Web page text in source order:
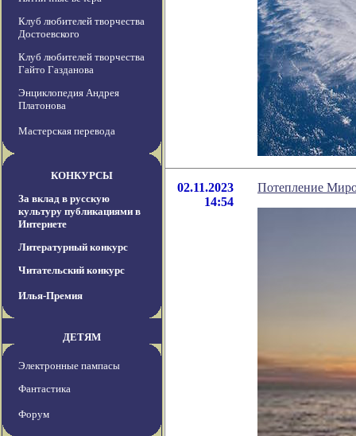
Клуб любителей творчества
Достоевского
Клуб любителей творчества
Гайто Газданова
Энциклопедия Андрея
Платонова
Мастерская перевода
КОНКУРСЫ
За вклад в русскую
культуру публикациями в
Интернете
Литературный конкурс
Читательский конкурс
Илья-Премия
ДЕТЯМ
Электронные пампасы
Фантастика
Форум
02.11.2023
14:54
Потепление